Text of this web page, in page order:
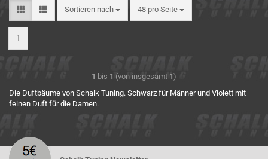
Sortieren nach 48 pro Seite
1
1 bis 1 (von insgesamt 1)
Die Duftbäume von Schalk Tuning. Schwarz für Männer und Violett mit
feinen Duft für die Damen.